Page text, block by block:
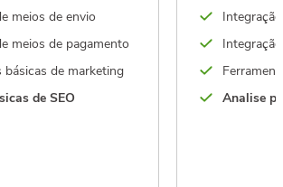
meios de envio
meios de pagamento
básicas de marketing
de SEO
Analise